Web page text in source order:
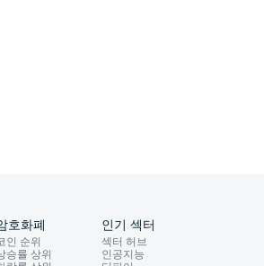
호화폐
인 순위
승률 상위
인기 섹터
섹터 허브
인공지능